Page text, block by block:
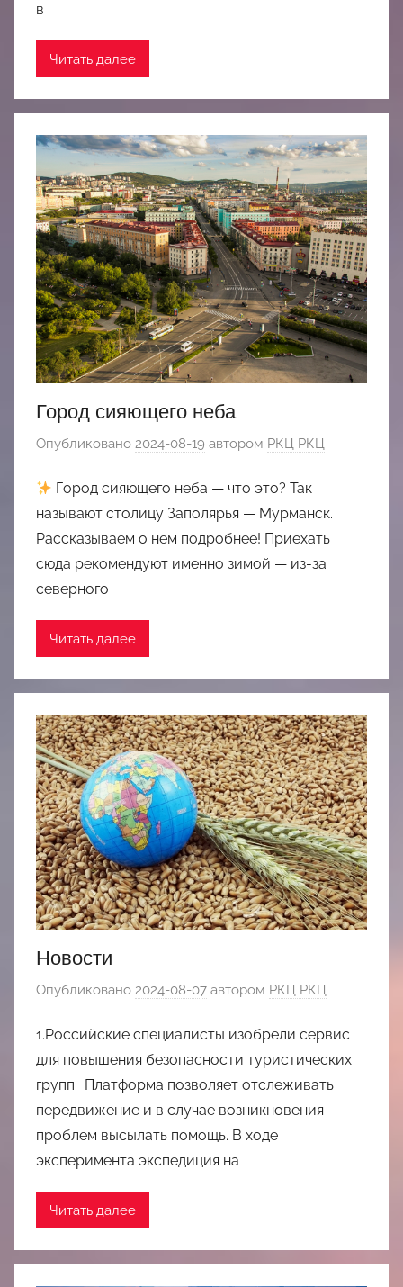
в
Читать далее
Город сияющего неба
Опубликовано 2024-08-19 автором РКЦ РКЦ
Город сияющего неба — что это? Так
называют столицу Заполярья — Мурманск.
Рассказываем о нем подробнее! Приехать
сюда рекомендуют именно зимой — из-за
северного
Читать далее
Новости
Опубликовано 2024-08-07 автором РКЦ РКЦ
1.Российские специалисты изобрели сервис
для повышения безопасности туристических
групп. Платформа позволяет отслеживать
передвижение и в случае возникновения
проблем высылать помощь. В ходе
эксперимента экспедиция на
Читать далее